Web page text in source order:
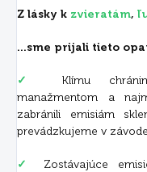
Z lásky k zvieratám,
...sme prijali tieto
✓
Klímu
manažmentom a
zabránili emisiám
prevádzkujeme v
✓ Zostávajúce